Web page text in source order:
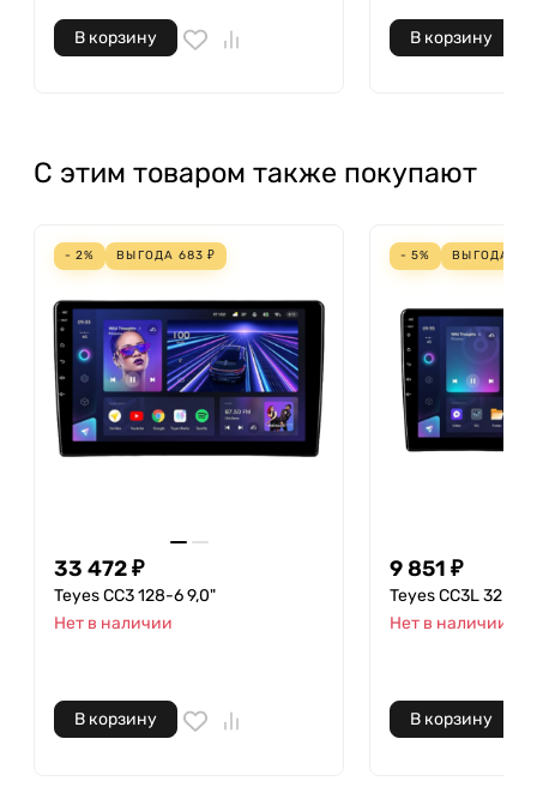
В корзину В корзину
С этим товаром также покупают
- 2% ВЫГОДА 683 ₽
33 472 ₽
Teyes CC3 128-6 9,0"
Нет в наличии
В корзину
- 5% ВЫГОДА
9 851 ₽
Teyes CC3L 32-2
Нет в наличии
В корзину